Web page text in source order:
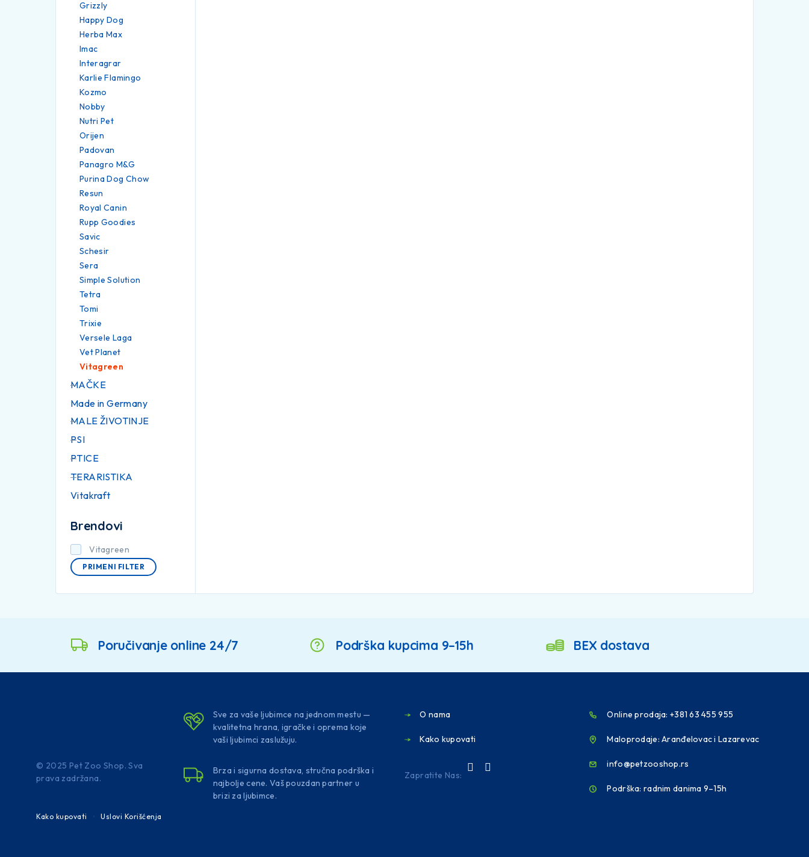
Grizzly
Happy Dog
Herba Max
Imac
Interagrar
Karlie Flamingo
Kozmo
Nobby
Nutri Pet
Orijen
Padovan
Panagro M&G
Purina Dog Chow
Resun
Royal Canin
Rupp Goodies
Savic
Schesir
Sera
Simple Solution
Tetra
Tomi
Trixie
Versele Laga
Vet Planet
Vitagreen
MAČKE
Made in Germany
MALE ŽIVOTINJE
PSI
PTICE
TERARISTIKA
Vitakraft
Brendovi
Vitagreen
PRIMENI FILTER
Poručivanje online 24/7 Podrška kupcima 9–15h BEX dostava
© 2025 Pet Zoo Shop. Sva
prava zadržana.
Kako kupovati Uslovi Korišćenja
Sve za vaše ljubimce na jednom mestu —
kvalitetna hrana, igračke i oprema koje
vaši ljubimci zaslužuju.
Brza i sigurna dostava, stručna podrška i
najbolje cene. Vaš pouzdan partner u
brizi za ljubimce.
O nama
Kako kupovati
Zapratite Nas:
Online prodaja: +381 63 455 955
Maloprodaje: Aranđelovac i Lazarevac
info@petzooshop.rs
Podrška: radnim danima 9–15h